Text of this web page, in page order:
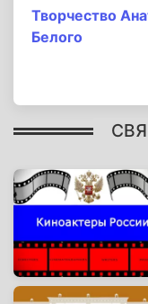
Творчество
Белого